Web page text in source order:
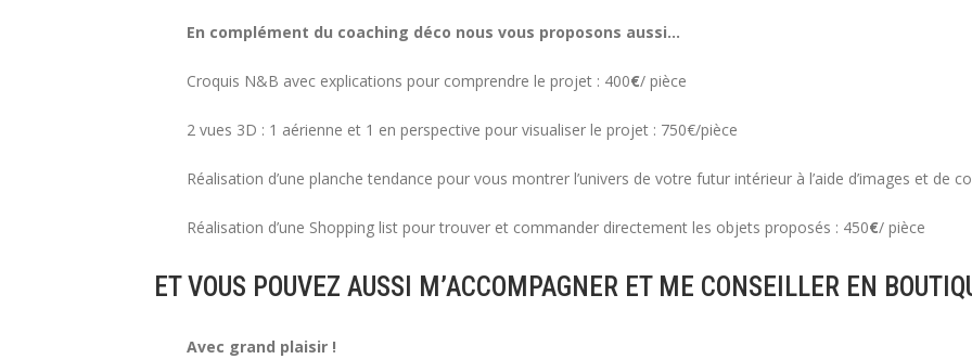
En complément du coaching déco nous vous proposons aussi…
Croquis N&B avec explications pour comprendre le projet : 400€/ pièce
2 vues 3D : 1 aérienne et 1 en perspective pour visualiser le projet : 750€/pièce
Réalisation d’une planche tendance pour vous montrer l’univers de votre futur intérieur à l’aide d’images et de
Réalisation d’une Shopping list pour trouver et commander directement les objets proposés : 450€/ pièce
ET VOUS POUVEZ AUSSI M’ACCOMPAGNER ET ME CONSEILLER EN
Avec grand plaisir !